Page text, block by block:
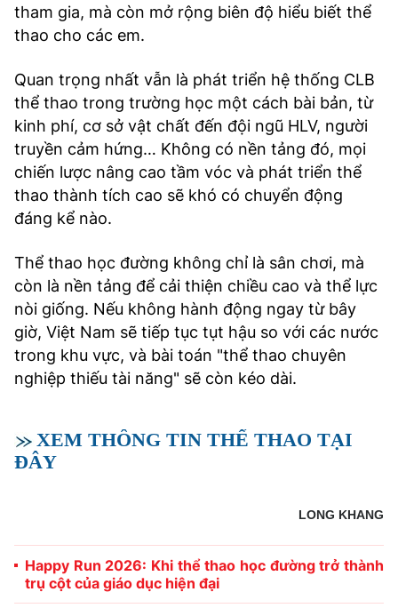
tham gia, mà còn mở rộng biên độ hiểu biết thể
thao cho các em.
Quan trọng nhất vẫn là phát triển hệ thống CLB
thể thao trong trường học một cách bài bản, từ
kinh phí, cơ sở vật chất đến đội ngũ HLV, người
truyền cảm hứng… Không có nền tảng đó, mọi
chiến lược nâng cao tầm vóc và phát triển thể
thao thành tích cao sẽ khó có chuyển động
đáng kể nào.
Thể thao học đường không chỉ là sân chơi, mà
còn là nền tảng để cải thiện chiều cao và thể lực
nòi giống. Nếu không hành động ngay từ bây
giờ, Việt Nam sẽ tiếp tục tụt hậu so với các nước
trong khu vực, và bài toán "thể thao chuyên
nghiệp thiếu tài năng" sẽ còn kéo dài.
XEM THÔNG TIN THỂ THAO TẠI
ĐÂY
LONG KHANG
Happy Run 2026: Khi thể thao học đường trở thành
trụ cột của giáo dục hiện đại